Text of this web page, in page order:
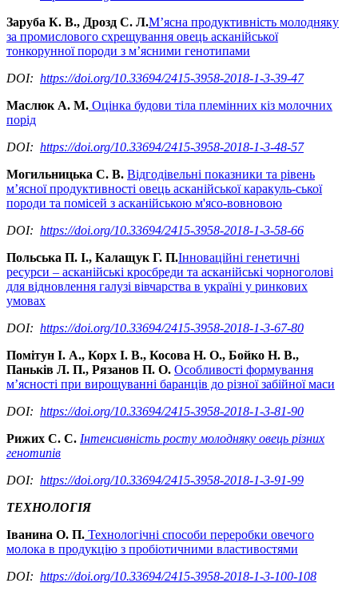
Заруба К. В., Дрозд С. Л.М’ясна продуктивність молодняку
за промислового схрещування овець асканійської
тонкорунної породи з м’ясними генотипами
DOI: https://doi.org/10.33694/2415-3958-2018-1-3-39-47
Маслюк А. М. Оцінка будови тіла племінних кіз молочних
порід
DOI: https://doi.org/10.33694/2415-3958-2018-1-3-48-57
Могильницька С. В. Відгодівельні показники та рівень
м’ясної продуктивності овець асканійської каракуль-ської
породи та помісей з асканійською м'ясо-вовновою
DOI: https://doi.org/10.33694/2415-3958-2018-1-3-58-66
Польська П. І., Калащук Г. П.Інноваційні генетичні
ресурси – асканійські кросбреди та асканійські чорноголові
для відновлення галузі вівчарства в україні у ринкових
умовах
DOI: https://doi.org/10.33694/2415-3958-2018-1-3-67-80
Помітун І. А., Корх І. В., Косова Н. О., Бойко Н. В.,
Паньків Л. П., Рязанов П. О. Особливості формування
м’ясності при вирощуванні баранців до різної забійної маси
DOI: https://doi.org/10.33694/2415-3958-2018-1-3-81-90
Рижих С. С. Інтенсивність росту молодняку овець різних
генотипів
DOI: https://doi.org/10.33694/2415-3958-2018-1-3-91-99
ТЕХНОЛОГІЯ
Іванина О. П. Технологічні способи переробки овечого
молока в продукцію з пробіотичними властивостями
DOI: https://doi.org/10.33694/2415-3958-2018-1-3-100-108